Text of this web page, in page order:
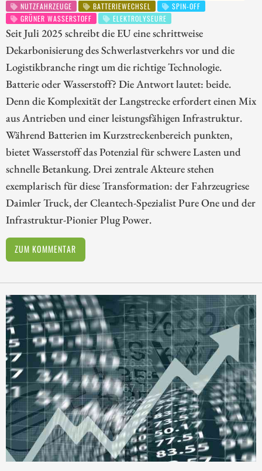
NUTZFAHRZEUGE
BATTERIEWECHSEL
SPIN-OFF
GRÜNER WASSERSTOFF
ELEKTROLYSEURE
Seit Juli 2025 schreibt die EU eine schrittweise
Dekarbonisierung des Schwerlastverkehrs vor und die
Logistikbranche ringt um die richtige Technologie.
Batterie oder Wasserstoff? Die Antwort lautet: beide.
Denn die Komplexität der Langstrecke erfordert einen Mix
aus Antrieben und einer leistungsfähigen Infrastruktur.
Während Batterien im Kurzstreckenbereich punkten,
bietet Wasserstoff das Potenzial für schwere Lasten und
schnelle Betankung. Drei zentrale Akteure stehen
exemplarisch für diese Transformation: der Fahrzeugriese
Daimler Truck, der Cleantech-Spezialist Pure One und der
Infrastruktur-Pionier Plug Power.
ZUM KOMMENTAR